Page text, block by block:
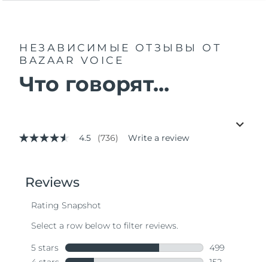
НЕЗАВИСИМЫЕ ОТЗЫВЫ
ОТ
BAZAAR VOICE
Что говорят...
4.5
stars,
average
value.
736
Same
page
4.5 (736) Write a review